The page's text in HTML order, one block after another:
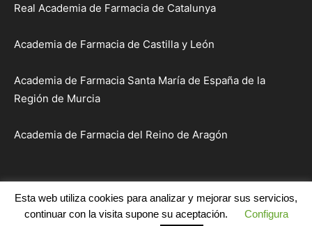
Real Academia de Farmacia de Catalunya
Academia de Farmacia de Castilla y León
Academia de Farmacia Santa María de España de la
Región de Murcia
Academia de Farmacia del Reino de Aragón
Inicio Institución Académicos
Sesiones y Actos
Publicaciones
Comunicaciones Enlaces Contacto
Esta web utiliza cookies para analizar y mejorar sus servicios,
continuar con la visita supone su aceptación.
Configura